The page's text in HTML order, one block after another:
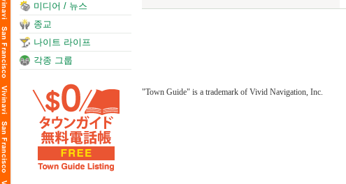
미디어 / 뉴스
종교
나이트 라이프
각종 그룹
"Town Guide" is a trademark of Vivid Navigation, Inc.